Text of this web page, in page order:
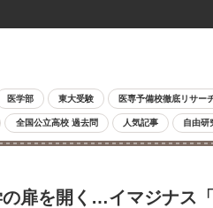
医学部 東大受験 医専予備校徹底リサー
全国公立高校 過去問 人気記事 自由研
扉を開く…イマジナス